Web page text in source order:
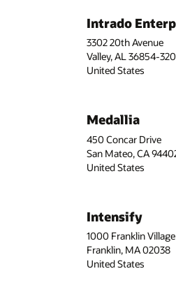
Intrado
3302 20th Avenue
Valley, AL 36854-
United States
Medallia
450 Concar Drive
San Mateo, CA
United States
Intensify
1000 Franklin
Franklin, MA 02038
United States